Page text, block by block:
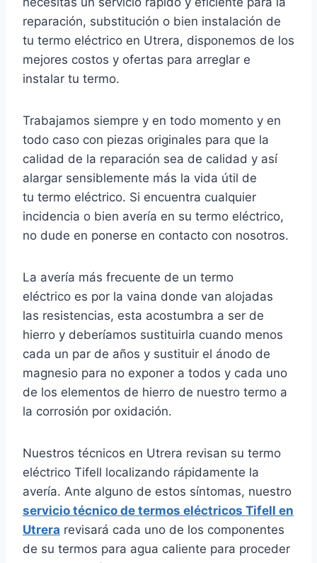
reparación, substitución o bien instalación de
tu termo eléctrico en Utrera, disponemos de los
mejores costos y ofertas para arreglar e
instalar tu termo.
Trabajamos siempre y en todo momento y en
todo caso con piezas originales para que la
calidad de la reparación sea de calidad y así
alargar sensiblemente más la vida útil de
tu termo eléctrico. Si encuentra cualquier
incidencia o bien avería en su termo eléctrico,
no dude en ponerse en contacto con nosotros.
La avería más frecuente de un termo
eléctrico es por la vaina donde van alojadas
las resistencias, esta acostumbra a ser de
hierro y deberíamos sustituirla cuando menos
cada un par de años y sustituir el ánodo de
magnesio para no exponer a todos y cada uno
de los elementos de hierro de nuestro termo a
la corrosión por oxidación.
Nuestros técnicos en Utrera revisan su termo
eléctrico Tifell localizando rápidamente la
avería. Ante alguno de estos síntomas, nuestro
servicio técnico de termos eléctricos Tifell en
Utrera revisará cada uno de los componentes
de su termos para agua caliente para proceder